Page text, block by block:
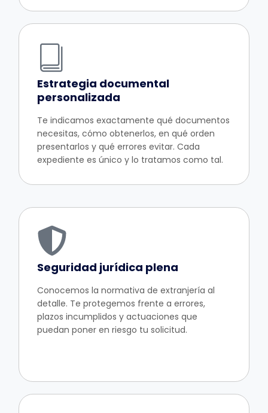
Estrategia documental
personalizada
Te indicamos exactamente qué documentos
necesitas, cómo obtenerlos, en qué orden
presentarlos y qué errores evitar. Cada
expediente es único y lo tratamos como tal.
Seguridad jurídica plena
Conocemos la normativa de extranjería al
detalle. Te protegemos frente a errores,
plazos incumplidos y actuaciones que
puedan poner en riesgo tu solicitud.